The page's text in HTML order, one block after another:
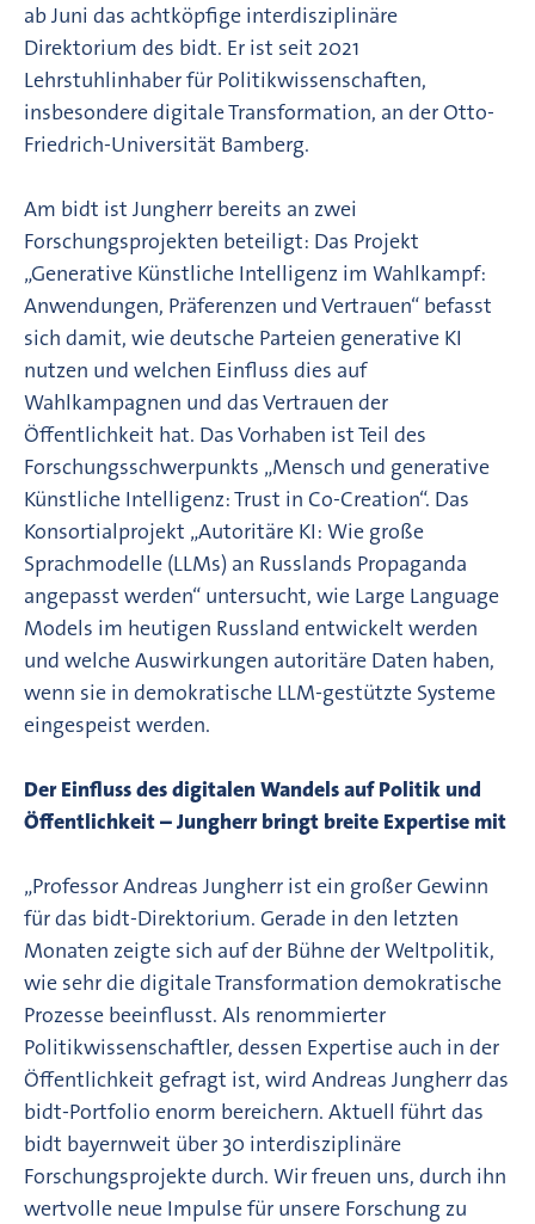
ab Juni das achtköpfige interdisziplinäre
Direktorium des bidt. Er ist seit 2021
Lehrstuhlinhaber für Politikwissenschaften,
insbesondere digitale Transformation, an der Otto-
Friedrich-Universität Bamberg.
Am bidt ist Jungherr bereits an zwei
Forschungsprojekten beteiligt: Das Projekt
„Generative Künstliche Intelligenz im Wahlkampf:
Anwendungen, Präferenzen und Vertrauen“ befasst
sich damit, wie deutsche Parteien generative KI
nutzen und welchen Einfluss dies auf
Wahlkampagnen und das Vertrauen der
Öffentlichkeit hat. Das Vorhaben ist Teil des
Forschungsschwerpunkts „Mensch und generative
Künstliche Intelligenz: Trust in Co-Creation“. Das
Konsortialprojekt „Autoritäre KI: Wie große
Sprachmodelle (LLMs) an Russlands Propaganda
angepasst werden“ untersucht, wie Large Language
Models im heutigen Russland entwickelt werden
und welche Auswirkungen autoritäre Daten haben,
wenn sie in demokratische LLM-gestützte Systeme
eingespeist werden.
Der Einfluss des digitalen Wandels auf Politik und
Öffentlichkeit – Jungherr bringt breite Expertise mit
„Professor Andreas Jungherr ist ein großer Gewinn
für das bidt-Direktorium. Gerade in den letzten
Monaten zeigte sich auf der Bühne der Weltpolitik,
wie sehr die digitale Transformation demokratische
Prozesse beeinflusst. Als renommierter
Politikwissenschaftler, dessen Expertise auch in der
Öffentlichkeit gefragt ist, wird Andreas Jungherr das
bidt-Portfolio enorm bereichern. Aktuell führt das
bidt bayernweit über 30 interdisziplinäre
Forschungsprojekte durch. Wir freuen uns, durch ihn
wertvolle neue Impulse für unsere Forschung zu